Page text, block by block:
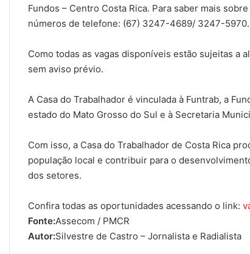
Fundos – Centro Costa Rica. Para saber mais
números de telefone: (67) 3247-4689/ 3247-5970.
Como todas as vagas disponíveis estão sujeitas a
sem aviso prévio.
A Casa do Trabalhador é vinculada à Funtrab, a
estado do Mato Grosso do Sul e à Secretaria
Com isso, a Casa do Trabalhador de Costa Rica
população local e contribuir para o
dos setores.
Confira todas as oportunidades acessando o link:
Fonte:Assecom / PMCR
Autor:Silvestre de Castro – Jornalista e Radialista